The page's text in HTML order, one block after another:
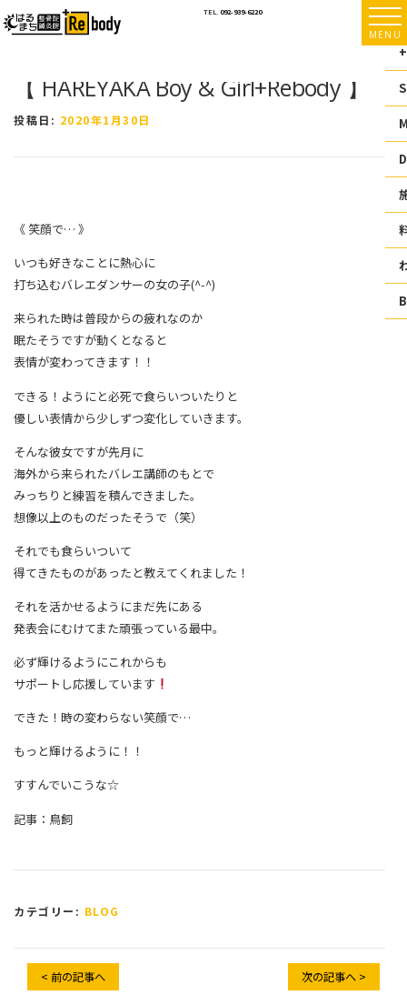
ン
TEL. 092-939-6220
MENU
【 HAREYAKA Boy & Girl+Rebody 】
投稿日: 2020年1月30日
《 笑顔で… 》
いつも好きなことに熱心に
打ち込むバレエダンサーの女の子(^-^)
来られた時は普段からの疲れなのか
眠たそうですが動くとなると
表情が変わってきます！！
できる！ようにと必死で食らいついたりと
優しい表情から少しずつ変化していきます。
そんな彼女ですが先月に
海外から来られたバレエ講師のもとで
みっちりと練習を積んできました。
想像以上のものだったそうで（笑）
それでも食らいついて
得てきたものがあったと教えてくれました！
それを活かせるようにまだ先にある
発表会にむけてまた頑張っている最中。
必ず輝けるようにこれからも
サポートし応援しています
できた！時の変わらない笑顔で…
もっと輝けるように！！
すすんでいこうな☆
記事：鳥飼
カテゴリー: BLOG
< 前の記事へ 次の記事へ >